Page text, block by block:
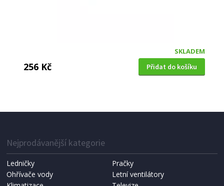
SKLADEM
256 Kč Přidat do košíku
de Buyer 4891.24N, cukrářská, 24 cm, guma,
Nejprodávanější kategorie
Ledničky
Pračky
Ohřívače vody
Letní ventilátory